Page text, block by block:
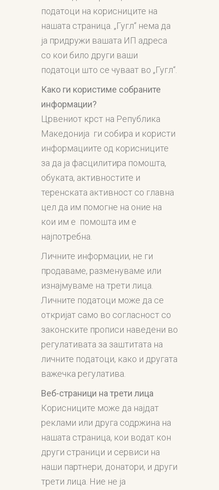
податоци на корисниците на
нашата страница. „Гугл“ нема да
ја придружи вашата ИП адреса
со кои било други ваши
податоци што се чуваат во „Гугл“.
Како ги користиме собраните
информации?
Црвениот крст на Република
Македонија ги собира и користи
информациите од корисниците
за да ја фасцилитира помошта,
обуката, активностите и
теренската активност со главна
цел да им помогне на оние на
кои им е помошта им е
најпотребна.
Личните информации, не ги
продаваме, разменуваме или
изнајмуваме на трети лица.
Личните податоци може да се
откријат само во согласност со
законските прописи наведени во
регулативата за заштитата на
личните податоци, како и другата
важечка регулатива.
Веб-страници на трети лица
Корисниците може да најдат
реклами или друга содржина на
нашата страница, кои водат кон
други страници и сервиси на
наши партнери, донатори, и други
трети лица. Ние не ја